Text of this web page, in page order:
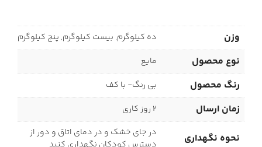
وزن ده کیلوگرم, بیست کیلوگرم, پنج کیلوگرم
نوع محصول مایع
رنگ محصول بی رنگ- با کف
زمان ارسال 2 روز کاری
نحوه نگهداری
در جای خشک و در دمای اتاق و دور از